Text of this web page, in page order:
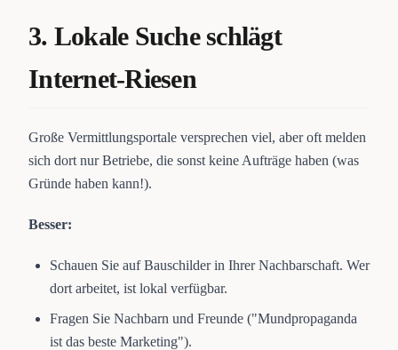
3. Lokale Suche schlägt
Internet-Riesen
Große Vermittlungsportale versprechen viel, aber oft melden
sich dort nur Betriebe, die sonst keine Aufträge haben (was
Gründe haben kann!).
Besser:
Schauen Sie auf Bauschilder in Ihrer Nachbarschaft. Wer
dort arbeitet, ist lokal verfügbar.
Fragen Sie Nachbarn und Freunde ("Mundpropaganda
ist das beste Marketing").